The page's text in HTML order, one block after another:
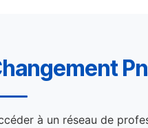
à un réseau de